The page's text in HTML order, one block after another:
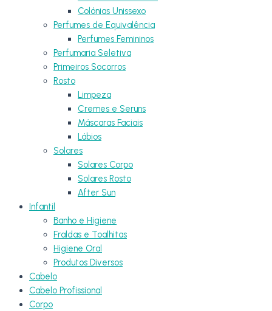
Colónias Unissexo
Perfumes de Equivalência
Perfumes Femininos
Perfumaria Seletiva
Primeiros Socorros
Rosto
Limpeza
Cremes e Seruns
Máscaras Faciais
Lábios
Solares
Solares Corpo
Solares Rosto
After Sun
Infantil
Banho e Higiene
Fraldas e Toalhitas
Higiene Oral
Produtos Diversos
Cabelo
Cabelo Profissional
Corpo